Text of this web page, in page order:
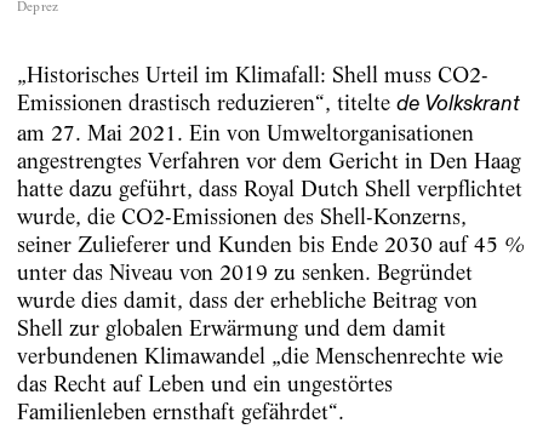
Deprez
„Historisches Urteil im Klimafall: Shell muss CO2-
Emissionen drastisch reduzieren“, titelte de Volkskrant
am 27. Mai 2021. Ein von Umweltorganisationen
angestrengtes Verfahren vor dem Gericht in Den Haag
hatte dazu geführt, dass Royal Dutch Shell verpflichtet
wurde, die CO2-Emissionen des Shell-Konzerns,
seiner Zulieferer und Kunden bis Ende 2030 auf 45 %
unter das Niveau von 2019 zu senken. Begründet
wurde dies damit, dass der erheb­liche Beitrag von
Shell zur globalen Erwärmung und dem damit
verbundenen Klimawandel „die Menschenrechte wie
das Recht auf Leben und ein ungestörtes
Familienleben ernsthaft ­gefährdet“.